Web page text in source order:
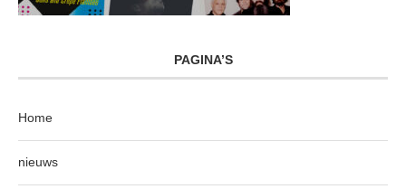
PAGINA’S
Home
nieuws